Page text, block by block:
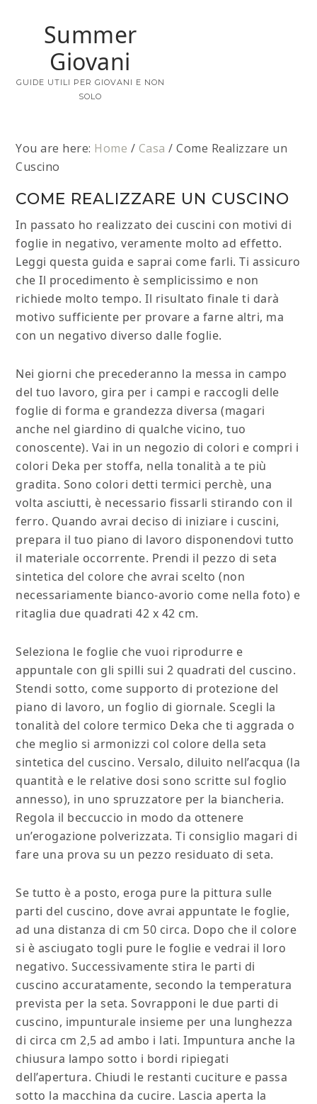
Summer
Giovani
GUIDE UTILI PER GIOVANI E NON
SOLO
You are here: Home / Casa / Come Realizzare un
Cuscino
COME REALIZZARE UN CUSCINO
In passato ho realizzato dei cuscini con motivi di
foglie in negativo, veramente molto ad effetto.
Leggi questa guida e saprai come farli. Ti assicuro
che Il procedimento è semplicissimo e non
richiede molto tempo. Il risultato finale ti darà
motivo sufficiente per provare a farne altri, ma
con un negativo diverso dalle foglie.
Nei giorni che precederanno la messa in campo
del tuo lavoro, gira per i campi e raccogli delle
foglie di forma e grandezza diversa (magari
anche nel giardino di qualche vicino, tuo
conoscente). Vai in un negozio di colori e compri i
colori Deka per stoffa, nella tonalità a te più
gradita. Sono colori detti termici perchè, una
volta asciutti, è necessario fissarli stirando con il
ferro. Quando avrai deciso di iniziare i cuscini,
prepara il tuo piano di lavoro disponendovi tutto
il materiale occorrente. Prendi il pezzo di seta
sintetica del colore che avrai scelto (non
necessariamente bianco-avorio come nella foto) e
ritaglia due quadrati 42 x 42 cm.
Seleziona le foglie che vuoi riprodurre e
appuntale con gli spilli sui 2 quadrati del cuscino.
Stendi sotto, come supporto di protezione del
piano di lavoro, un foglio di giornale. Scegli la
tonalità del colore termico Deka che ti aggrada o
che meglio si armonizzi col colore della seta
sintetica del cuscino. Versalo, diluito nell’acqua (la
quantità e le relative dosi sono scritte sul foglio
annesso), in uno spruzzatore per la biancheria.
Regola il beccuccio in modo da ottenere
un’erogazione polverizzata. Ti consiglio magari di
fare una prova su un pezzo residuato di seta.
Se tutto è a posto, eroga pure la pittura sulle
parti del cuscino, dove avrai appuntate le foglie,
ad una distanza di cm 50 circa. Dopo che il colore
si è asciugato togli pure le foglie e vedrai il loro
negativo. Successivamente stira le parti di
cuscino accuratamente, secondo la temperatura
prevista per la seta. Sovrapponi le due parti di
cuscino, impunturale insieme per una lunghezza
di circa cm 2,5 ad ambo i lati. Impuntura anche la
chiusura lampo sotto i bordi ripiegati
dell’apertura. Chiudi le restanti cuciture e passa
sotto la macchina da cucire. Lascia aperta la